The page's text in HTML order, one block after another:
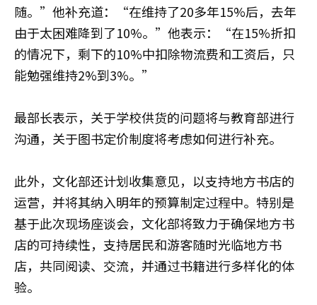
随。”他补充道：“在维持了20多年15%后，去年
由于太困难降到了10%。”他表示：“在15%折扣
的情况下，剩下的10%中扣除物流费和工资后，只
能勉强维持2%到3%。”
最部长表示，关于学校供货的问题将与教育部进行
沟通，关于图书定价制度将考虑如何进行补充。
此外，文化部还计划收集意见，以支持地方书店的
运营，并将其纳入明年的预算制定过程中。特别是
基于此次现场座谈会，文化部将致力于确保地方书
店的可持续性，支持居民和游客随时光临地方书
店，共同阅读、交流，并通过书籍进行多样化的体
验。